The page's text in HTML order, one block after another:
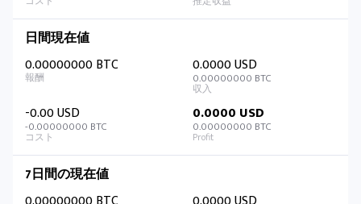
日間現在値
0.00000000 BTC
0.0000 USD
0.00000000 BTC
-0.00 USD
-0.00000000 BTC
0.0000 USD
0.00000000 BTC
7日間の現在値